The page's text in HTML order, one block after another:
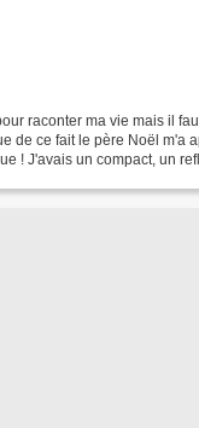
raconter ma vie mais il
de ce fait le père Noël m'a
! J'avais un compact, un